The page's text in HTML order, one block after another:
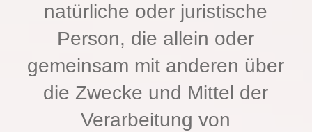
natürliche oder juristische
Person, die allein oder
gemeinsam mit anderen über
die Zwecke und Mittel der
Verarbeitung von